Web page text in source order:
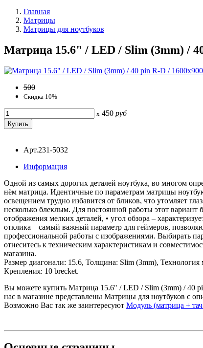
Главная
Матрицы
Матрицы для ноутбуков
Матрица 15.6" / LED / Slim (3mm) /
500
Скидка 10%
x 450 руб
Арт.231-5032
Информация
Одной из самых дорогих деталей ноутбука, во многом
нём матрица. Идентичные по параметрам матрицы
освещением трудно избавится от бликов, что утомляет
несколько блеклым. Для постоянной работы этот
отображения мелких деталей, • угол обзора –
отклика – самый важный параметр для геймеров,
профессиональной работы с изображениями. Выбирать
отнеситесь к техническим характеристикам и
магазина.
Размер диагонали: 15.6, Толщина: Slim (3mm),
Крепления: 10 brecket.
Вы можете купить Матрица 15.6" / LED / Slim (3mm) / 40
нас в магазине представлены Матрицы для ноутбуков с
Возможно Вас так же заинтересуют Модуль (матрица +